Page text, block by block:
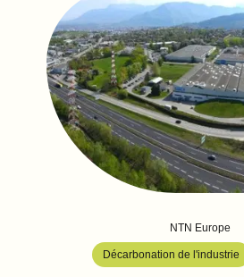
NTN Europe
Décarbonation de l'industrie